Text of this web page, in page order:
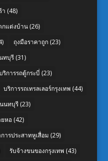
า (48)
กแต่งบ้าน(26)
ถุงมือราคาถูก(23)
ทบุรี(31)
ริการรถตู้กระบี่ (23)
บริการรถเทรลเลอร์กรุงเทพ (44)
นทบุรี(23)
หอ(42)
ารประสาทหูเสื่อม (29)
รับจ้างขนของกรุงเทพ (43)